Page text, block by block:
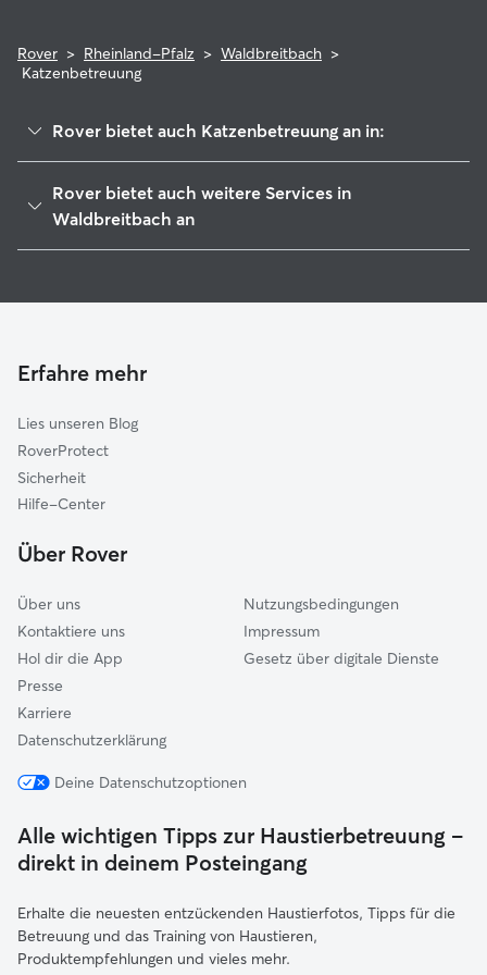
Rover > Rheinland-Pfalz > Waldbreitbach >
Katzenbetreuung
Rover bietet auch Katzenbetreuung an in:
Linz am Rhein
Neuwied
Andernach
Unkel
Flammersfeld
Rover bietet auch weitere Services in
Waldbreitbach an
Hundekindergarten in Waldbreitbach
Erfahre mehr
Lies unseren Blog
RoverProtect
Sicherheit
Hilfe-Center
Über Rover
Über uns
Kontaktiere uns
Hol dir die App
Presse
Karriere
Datenschutzerklärung
Nutzungsbedingungen
Impressum
Gesetz über digitale Dienste
Deine Datenschutzoptionen
Alle wichtigen Tipps zur Haustierbetreuung –
direkt in deinem Posteingang
Erhalte die neuesten entzückenden Haustierfotos, Tipps für die
Betreuung und das Training von Haustieren,
Produktempfehlungen und vieles mehr.